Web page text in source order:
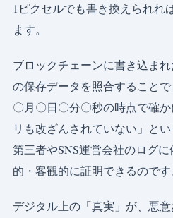
1ピクセルでも書き換えられれ
ます。
ブロックチェーンに書き込ま
の保存データを照合すること
〇月〇日〇分〇秒の時点で確
リも改ざんされていない」と
第三者やSNS運営会社のログ
的・客観的に証明できるのです
デジタル上の「真実」が、悪